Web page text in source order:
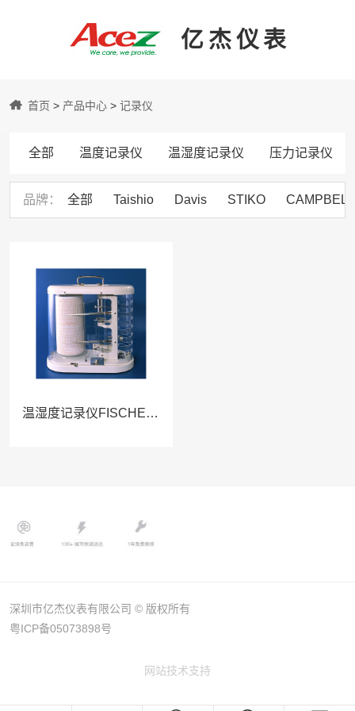
亿杰仪表
仪
首页 > 产品中心 > 记录仪
全部 温度记录仪 温湿度记录仪 压力记录仪
品牌 全部 Taishio Davis STIKO
温湿度记录仪FISCHER 425QS
深圳市亿杰仪表有限公司 © 版权所有
粤ICP备05073898号
网站技术支持